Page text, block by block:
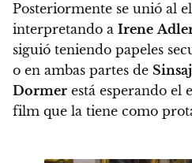
Posteriormente se unió al
interpretando a Irene
siguió teniendo papeles
o en ambas partes de
Dormer está esperando el
film que la tiene como